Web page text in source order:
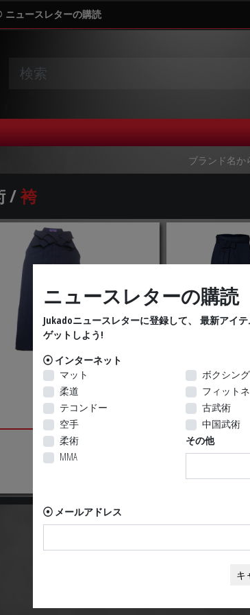
ニュースレターの購読
ブランド名か
/袴
九櫻 袴
ニュースレターの購読
Jukadoニュースレターに登録して、 最新アイ
ゲットしよう!
インターネット
マット
柔道
テコンドー
空手
柔術
MMA
ボクシング
フィット
古武術
中国武術
その他
メールアドレス
キ